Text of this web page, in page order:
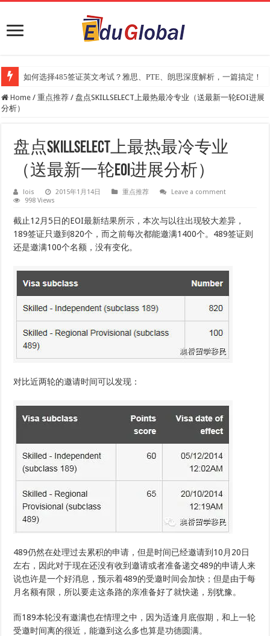
2025年《澳洲金融评论报》大学排名出炉：一份关乎本地就业与声誉的
Home / 重点推荐 / 盘点SKILLSELECT上最热最冷专业（送最新一轮EOI进展
分析）
盘点SKILLSELECT上最热最冷专业
（送最新一轮EOI进展分析）
lois 2015年1月14日 重点推荐
Leave a comment
998 Views
截止12月5日的EOI最新结果所示，本次与以往出现较大差异，
189签证只邀到820个，而之前每次都能邀满1400个。489签证则
还是邀满100个名额，没有变化。
对比近两轮的邀请时间可以发现：
489仍然在处理过去累积的申请，但是时间已经邀请到10月20日
左右，因此对于现在还没有收到邀请或者准备递交489的申请人来
说也许是一个好消息，预示着489的受邀时间会加快；但是由于每
月名额有限，所以要走这条路的亲准备好了就快递，别犹豫。
而189本轮没有邀满也在情理之中，因为适逢月底假期，和上一轮
受邀时间离的很近，能邀到这么多也算是功德圆满。